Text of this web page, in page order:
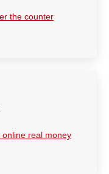
the counter
online real money